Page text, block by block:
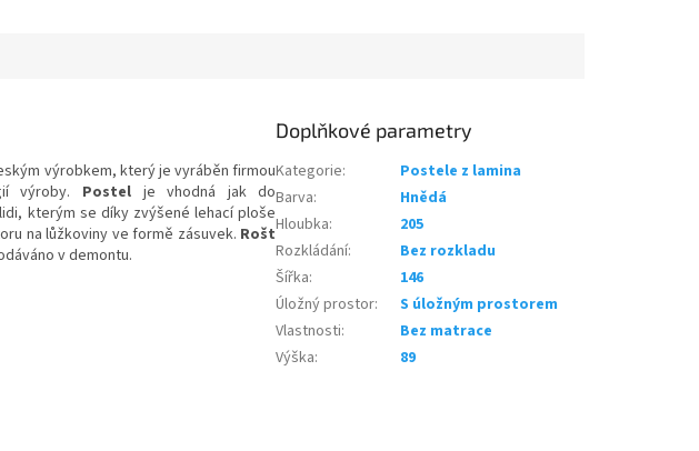
výrobkem, který je vyráběn firmou
výroby. Postel je vhodná jak do
kterým se díky zvýšené lehací ploše
na lůžkoviny ve formě zásuvek. Rošt
v demontu.
Doplňkové parametry
Kategorie:
Postele z lamina
Barva:
Hnědá
Hloubka:
205
Rozkládání:
Bez rozkladu
Šířka:
146
Úložný prostor:
S úložným prostorem
Vlastnosti:
Bez matrace
Výška: 89